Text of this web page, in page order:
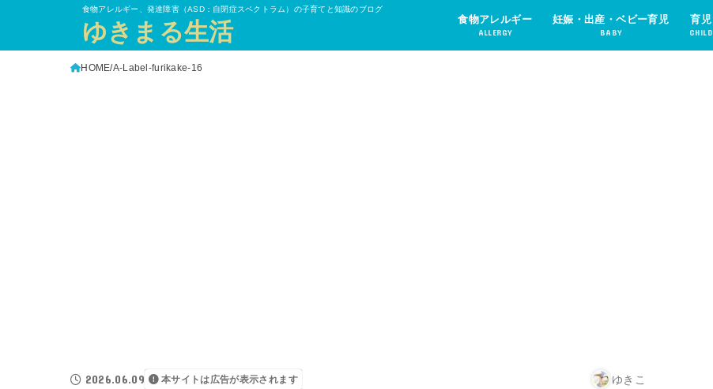
食物アレルギー、発達障害（ASD：自閉症スペクトラム）の子育てと知識のブログ
ゆきまる生活 食物アレルギー
ALLERGY
妊娠・出産・ベビー育児
BABY
育児
CHILD
HOME A-Label-furikake-16
2026.06.09 本サイトは広告が表示されます ゆきこ